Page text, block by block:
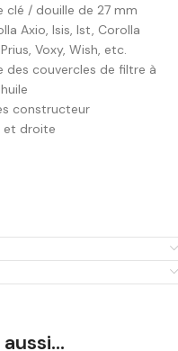
clé / douille de 27 mm
Axio, Isis, Ist, Corolla
Voxy, Wish, etc.
couvercles de filtre à
constructeur
et droite